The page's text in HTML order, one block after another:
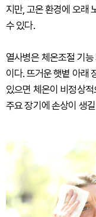
지만, 고온 환경에 오래
수 있다.
열사병은 체온조절 기
이다. 뜨거운 햇볕 아래
있으면 체온이 비정상
주요 장기에 손상이 생